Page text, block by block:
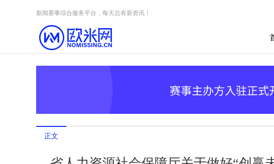
新闻赛事综合服务平台，每天总有新资讯！
正文